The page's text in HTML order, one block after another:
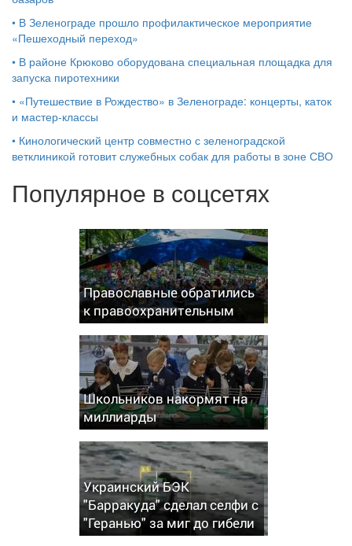
• В Зеленограде прошло профилактическое мероприятие
«Пешеходный переход»
• В районе Крюково оборудована специальная площадка для
запуска пиротехники
• «Путешествие в Рождество» в Зеленограде: концерты, каток
и мастер‑классы
• Кинологический центр совместно с зеленоградской
ветклиникой готовит служебных собак для работы в зоне СВО
Популярное в соцсетях
Православные обратились
к правоохранительным
Школьников накормят на
миллиарды
Украинский БЭК
"Барракуда" сделал селфи с
"Геранью" за миг до гибели